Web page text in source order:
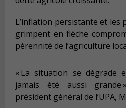
L’inflation persistante et les
grimpent en flèche
pérennité de l’agriculture
« La situation se dégrade
jamais été aussi
président général de l’UPA,